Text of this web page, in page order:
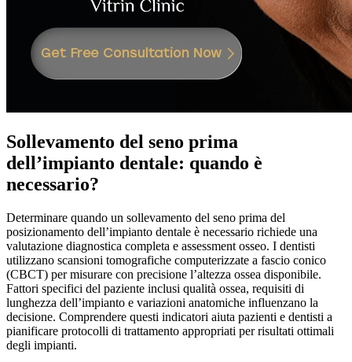
Sollevamento del seno prima
dell’impianto dentale: quando è
necessario?
Determinare quando un sollevamento del seno prima del
posizionamento dell’impianto dentale è necessario richiede una
valutazione diagnostica completa e assessment osseo. I dentisti
utilizzano scansioni tomografiche computerizzate a fascio conico
(CBCT) per misurare con precisione l’altezza ossea disponibile.
Fattori specifici del paziente inclusi qualità ossea, requisiti di
lunghezza dell’impianto e variazioni anatomiche influenzano la
decisione. Comprendere questi indicatori aiuta pazienti e dentisti a
pianificare protocolli di trattamento appropriati per risultati ottimali
degli impianti.